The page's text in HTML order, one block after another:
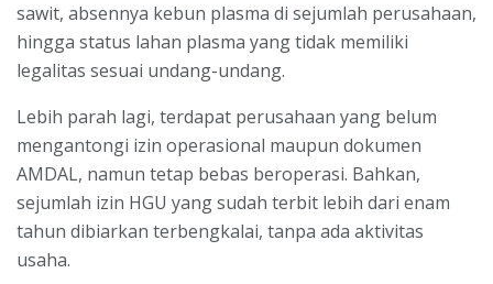
sawit, absennya kebun plasma di sejumlah perusahaan,
hingga status lahan plasma yang tidak memiliki
legalitas sesuai undang-undang.
Lebih parah lagi, terdapat perusahaan yang belum
mengantongi izin operasional maupun dokumen
AMDAL, namun tetap bebas beroperasi. Bahkan,
sejumlah izin HGU yang sudah terbit lebih dari enam
tahun dibiarkan terbengkalai, tanpa ada aktivitas
usaha.